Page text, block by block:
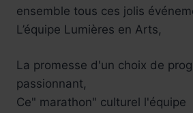
ensemble tous ces jolis
L’équipe Lumières en Arts,
La promesse d'un choix de
passionnant,
Ce" marathon" culturel l'équipe